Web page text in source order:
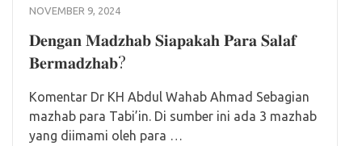
NOVEMBER 9, 2024
𝐃𝐞𝐧𝐠𝐚𝐧 𝐌𝐚𝐝𝐳𝐡𝐚𝐛 𝐒𝐢𝐚𝐩𝐚𝐤𝐚𝐡 𝐏𝐚𝐫𝐚 𝐒𝐚𝐥𝐚𝐟
𝐁𝐞𝐫𝐦𝐚𝐝𝐳𝐡𝐚𝐛?
Komentar Dr KH Abdul Wahab Ahmad Sebagian
mazhab para Tabi’in. Di sumber ini ada 3 mazhab
yang diimami oleh para …